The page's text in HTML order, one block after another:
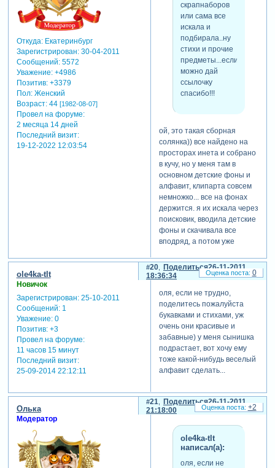
Откуда:Екатеринбург
Зарегистрирован: 30-04-2011
Сообщений:5572
Уважение: +4986
Позитив: +3379
Пол:Женский
Возраст:44 [1982-08-07]
Провел на форуме:
2 месяца 14 дней
Последний визит:
19-12-2022 12:03:54
скрапнаборов
или сама все
искала и
подбирала..ну
стихи и прочие
предметы...если
можно дай
ссылочку
спасибо!!!
ой, это такая сборная
солянка)) все найдено на
просторах инета и собрано
в кучу, но у меня там в
основном детские фоны и
алфавит, клипарта совсем
немножко... все на фонах
держится. я их искала через
поисковик, вводила детские
фоны и скачивала все
вподряд, а потом уже
размерам не подходили.
стихи тоже есть разные,
переделывала... стихи то у
меня есть в я могу их дать, и
алфавит могу дать... а вот с
фонами сложнее)) их
много... вы зайдите на
любой фотошоповский сайт
и там в разделе детские
фоны посмотрите, может
найдете))
Поделиться
20
26-11-2011
18:36:34
ole4ka-tlt
Новичок
Зарегистрирован: 25-10-2011
Сообщений:1
Уважение: 0
Позитив: +3
Провел на форуме:
11 часов 15 минут
Последний визит:
25-09-2014 22:12:11
оля, если не трудно,
поделитесь пожалуйста
букавками и стихами, уж
очень они красивые и
забавные) у меня сынишка
подрастает, вот хочу ему
тоже какой-нибудь веселый
алфавит сделать...
0
Поделиться
21
26-11-2011
21:18:00
Олька
Модератор
ole4ka-tlt
написал(а):
оля, если не
+2